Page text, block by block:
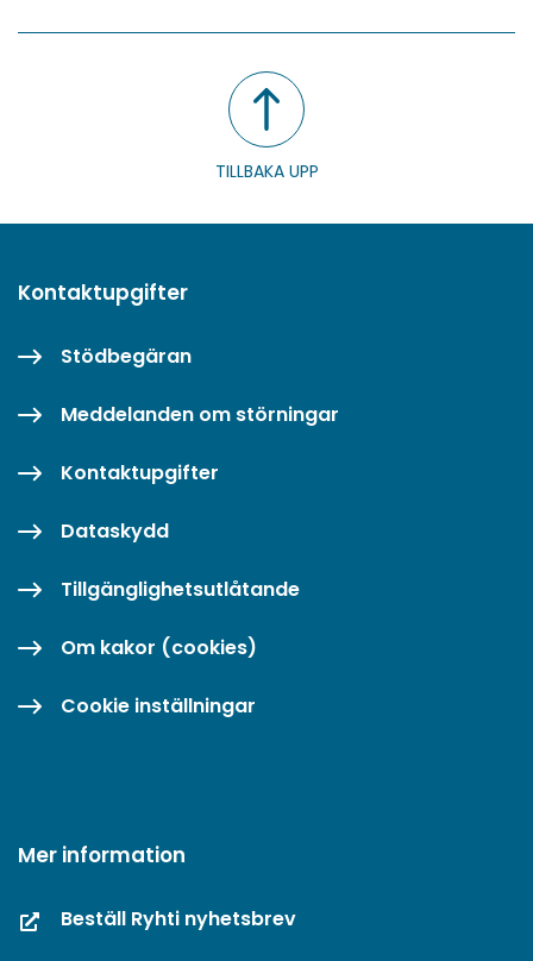
TILLBAKA UPP
Kontaktupgifter
Stödbegäran
Meddelanden om störningar
Kontaktupgifter
Dataskydd
Tillgänglighetsutlåtande
Om kakor (cookies)
Cookie inställningar
Mer information
Beställ Ryhti nyhetsbrev